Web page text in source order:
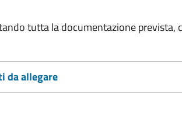
tutta la documentazione prevista,
da allegare